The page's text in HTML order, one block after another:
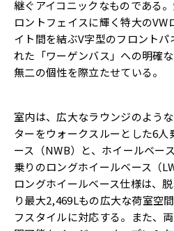
継ぐアイコニックなものである。
ロントフェイスに輝く特大のVW
イト間を結ぶV字型のフロントパ
れた「ワーゲンバス」 への明確
無二の個性を際立たせている。
室内は、広大なラウンジのよう
ターをウォークスルーとした6人
ース（NWB）と、 ホイールベー
乗りのロングホイールベース（
ロングホイールベース仕様は、
り最大2,469Lもの広大な荷室空間
フスタイルに対応する。また、